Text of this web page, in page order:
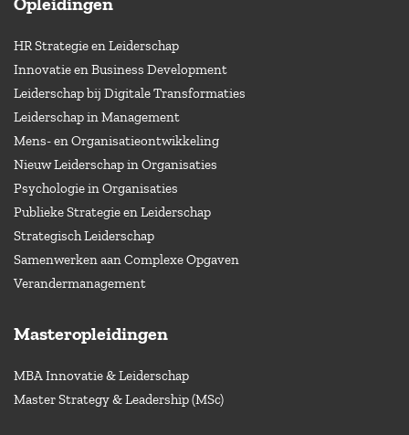
HR Strategie en Leiderschap
Innovatie en Business Development
Leiderschap bij Digitale Transformaties
Leiderschap in Management
Mens- en Organisatieontwikkeling
Nieuw Leiderschap in Organisaties
Psychologie in Organisaties
Publieke Strategie en Leiderschap
Strategisch Leiderschap
Samenwerken aan Complexe Opgaven
Verandermanagement
Masteropleidingen
MBA Innovatie & Leiderschap
Master Strategy & Leadership (MSc)